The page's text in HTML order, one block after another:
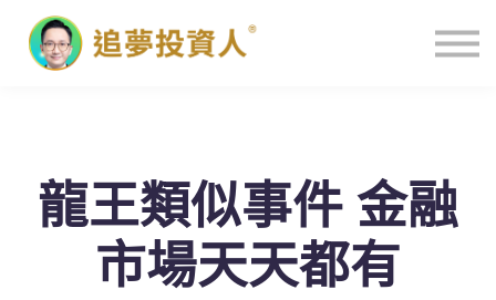
主頁
龍王類似事件 金融
市場天天都有